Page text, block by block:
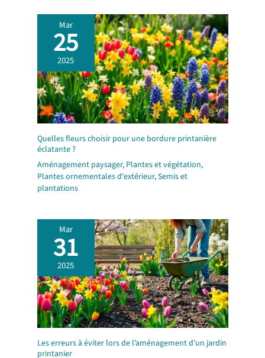
Mar
25
2025
Quelles fleurs choisir pour une bordure printanière
éclatante ?
Aménagement paysager, Plantes et végétation,
Plantes ornementales d'extérieur,Semis et
plantations
Mar
31
2025
Les erreurs à éviter lors de l’aménagement d’un jardin
printanier